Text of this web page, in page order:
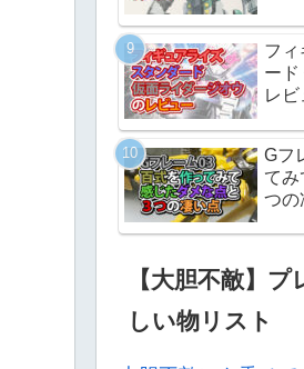
フ
ード
レビ
Gフ
てみ
つの
【大胆不敵】
しい物リスト